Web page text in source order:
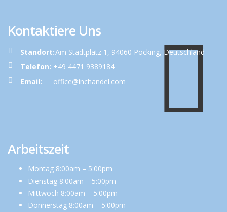
Kontaktiere Uns
Standort:Am Stadtplatz 1, 94060 Pocking, Deutschland
Telefon: +49 4471 9389184
Email:
office@inchandel.com
Arbeitszeit
Montag 8:00am – 5:00pm
Dienstag 8:00am – 5:00pm
Mittwoch 8:00am – 5:00pm
Donnerstag 8:00am – 5:00pm